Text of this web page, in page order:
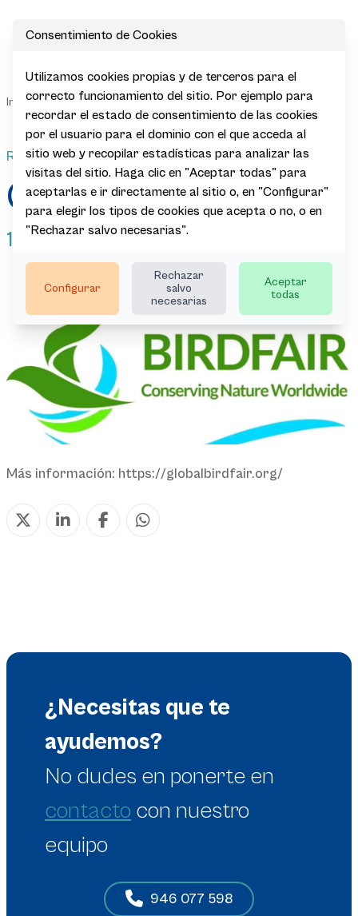
Inicio |
Sala de
Prensa
| Actualidad | Agenda |
Global
Birdfair
2026
Rutland (UK)
Global Birdfair 2026
10/12-07-2026
Más información: https://globalbirdfair.org/
¿Necesitas que te
ayudemos?
No dudes en ponerte en
contacto con nuestro
equipo
946 077 598
Consentimiento de Cookies
Utilizamos cookies propias y de terceros para el
correcto funcionamiento del sitio. Por ejemplo para
recordar el estado de consentimiento de las cookies
por el usuario para el dominio con el que acceda al
sitio web y recopilar estadísticas para analizar las
visitas del sitio. Haga clic en "Aceptar todas" para
aceptarlas e ir directamente al sitio o, en "Configurar"
para elegir los tipos de cookies que acepta o no, o en
"Rechazar salvo necesarias".
Configurar
Rechazar
salvo
necesarias
Aceptar
todas